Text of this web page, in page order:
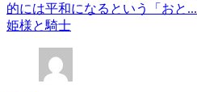
的には平和になるという「おと...
姫様と騎士